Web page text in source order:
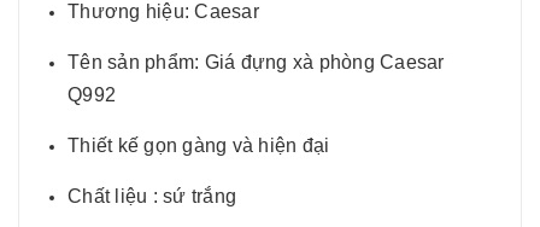
Thương hiệu: Caesar
Tên sản phẩm: Giá đựng xà phòng Caesar
Q992
Thiết kế gọn gàng và hiện đại
Chất liệu : sứ trắng